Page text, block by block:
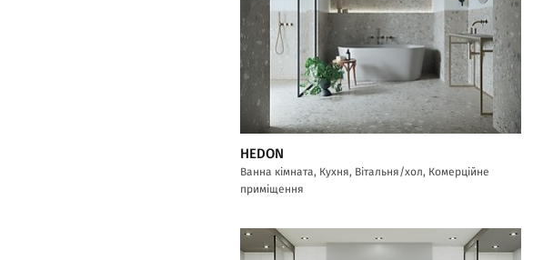
HEDON
Ванна кімната, Кухня, Вітальня/хол, Комерційне
приміщення